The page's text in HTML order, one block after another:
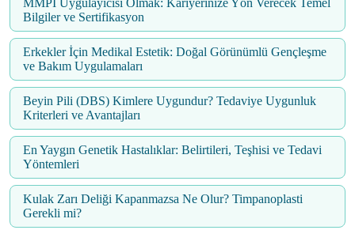
MMPI Uygulayıcısı Olmak: Kariyerinize Yön Verecek Temel
Bilgiler ve Sertifikasyon
Erkekler İçin Medikal Estetik: Doğal Görünümlü Gençleşme
ve Bakım Uygulamaları
Beyin Pili (DBS) Kimlere Uygundur? Tedaviye Uygunluk
Kriterleri ve Avantajları
En Yaygın Genetik Hastalıklar: Belirtileri, Teşhisi ve Tedavi
Yöntemleri
Kulak Zarı Deliği Kapanmazsa Ne Olur? Timpanoplasti
Gerekli mi?